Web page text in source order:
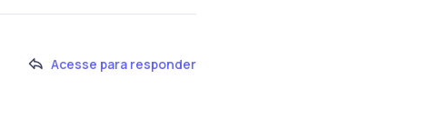
Acesse para responder